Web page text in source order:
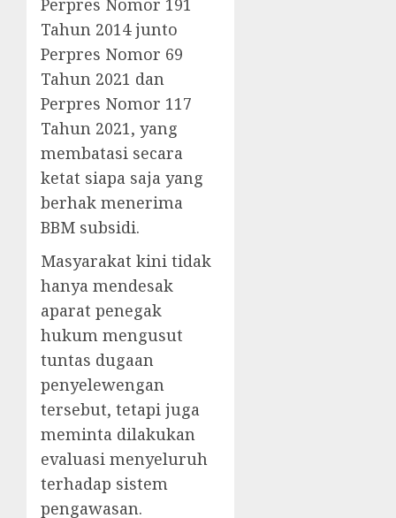
Tahun 2014 junto
Perpres Nomor 69
Tahun 2021 dan
Perpres Nomor 117
Tahun 2021, yang
membatasi secara
ketat siapa saja yang
berhak menerima
BBM subsidi.
Masyarakat kini tidak
hanya mendesak
aparat penegak
hukum mengusut
tuntas dugaan
penyelewengan
tersebut, tetapi juga
meminta dilakukan
evaluasi menyeluruh
terhadap sistem
pengawasan.